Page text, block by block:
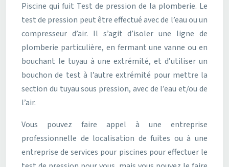
Piscine qui fuit Test de pression de la plomberie. Le
test de pression peut être effectué avec de l’eau ou un
compresseur d’air. Il s’agit d’isoler une ligne de
plomberie particulière, en fermant une vanne ou en
bouchant le tuyau à une extrémité, et d’utiliser un
bouchon de test à l’autre extrémité pour mettre la
section du tuyau sous pression, avec de l’eau et/ou de
l’air.
Vous pouvez faire appel à une entreprise
professionnelle de localisation de fuites ou à une
entreprise de services pour piscines pour effectuer le